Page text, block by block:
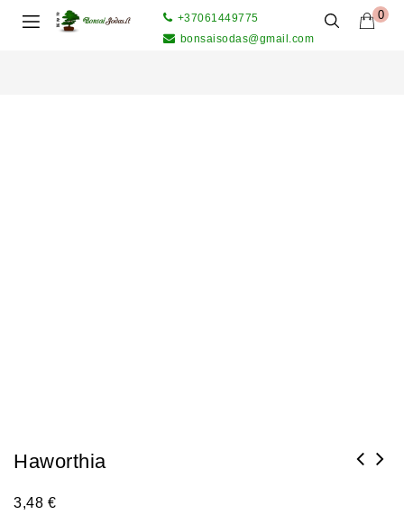
0
+37061449775
bonsaisodas@gmail.com
Haworthia
3,48 €